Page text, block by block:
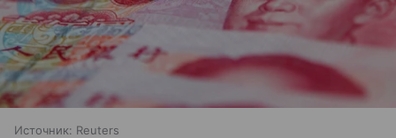
Источник: Reuters